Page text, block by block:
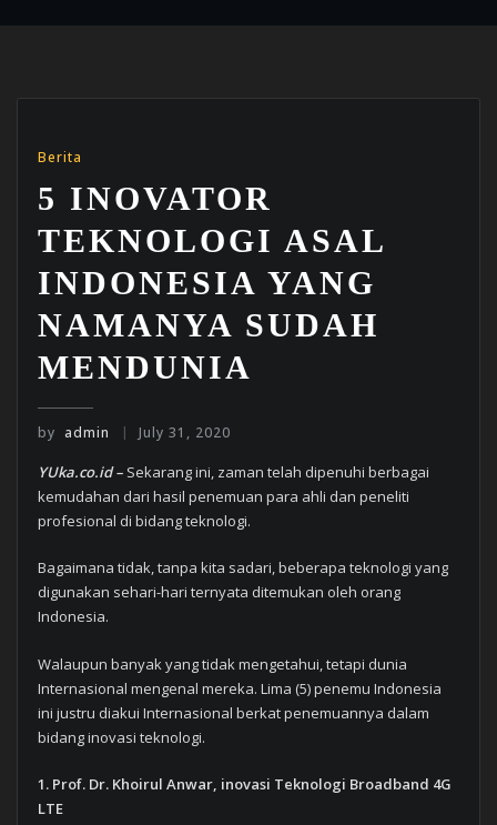
Berita
5 INOVATOR
TEKNOLOGI ASAL
INDONESIA YANG
NAMANYA SUDAH
MENDUNIA
by admin July 31, 2020
YUka.co.id – Sekarang ini, zaman telah dipenuhi berbagai
kemudahan dari hasil penemuan para ahli dan peneliti
profesional di bidang teknologi.
Bagaimana tidak, tanpa kita sadari, beberapa teknologi yang
digunakan sehari-hari ternyata ditemukan oleh orang
Indonesia.
Walaupun banyak yang tidak mengetahui, tetapi dunia
Internasional mengenal mereka. Lima (5) penemu Indonesia
ini justru diakui Internasional berkat penemuannya dalam
bidang inovasi teknologi.
1. Prof. Dr. Khoirul Anwar, inovasi Teknologi Broadband 4G
LTE